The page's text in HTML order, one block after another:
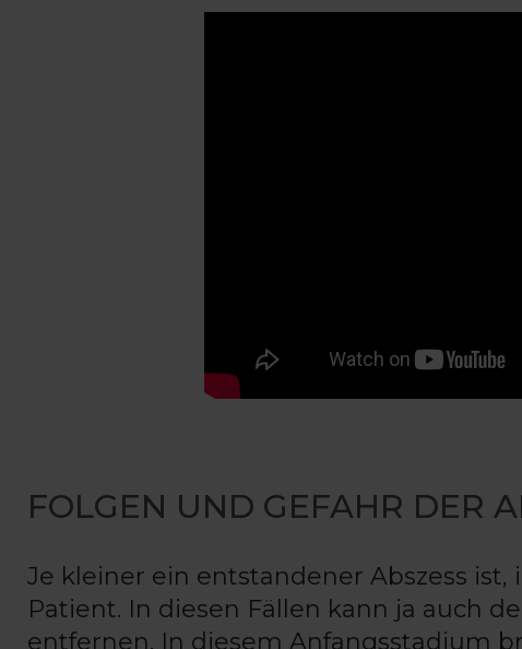
FOLGEN UND GEFAHR DER
Je kleiner ein entstandener Abszess
Patient. In diesen Fällen kann ja auch
entfernen. In diesem Anfangsstadium